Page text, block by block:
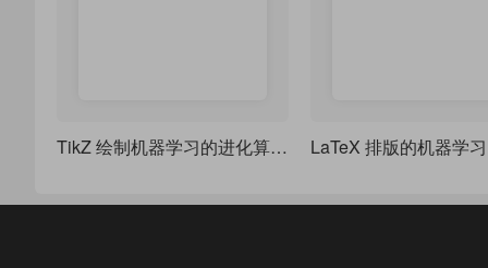
TikZ 绘制机器学习的进化算法聚类 LaTeX 排版的机器学